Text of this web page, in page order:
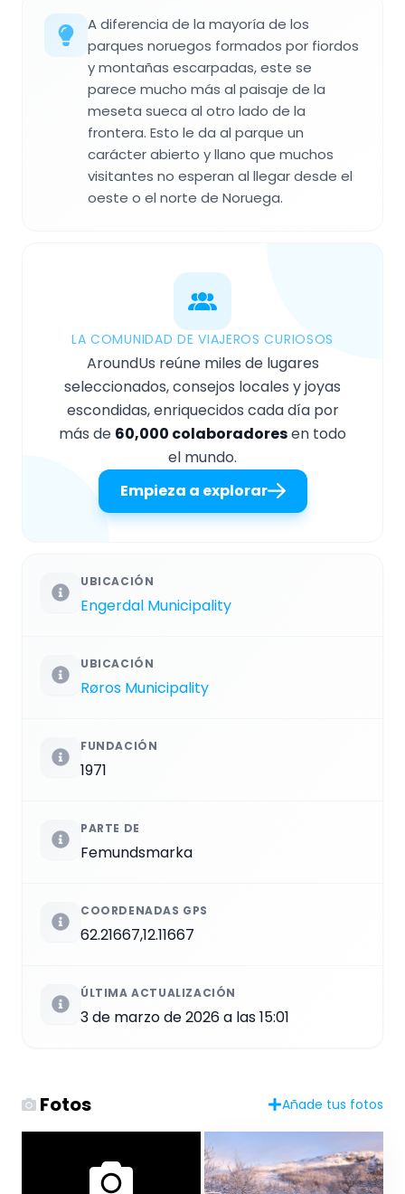
A diferencia de la mayoría de los
parques noruegos formados por fiordos
y montañas escarpadas, este se
parece mucho más al paisaje de la
meseta sueca al otro lado de la
frontera. Esto le da al parque un
carácter abierto y llano que muchos
visitantes no esperan al llegar desde el
oeste o el norte de Noruega.
LA COMUNIDAD DE VIAJEROS CURIOSOS
AroundUs reúne miles de lugares
seleccionados, consejos locales y joyas
escondidas, enriquecidos cada día por
más de 60,000 colaboradoresen todo
el mundo.
Empieza a explorar
UBICACIÓN
Engerdal Municipality
UBICACIÓN
Røros Municipality
FUNDACIÓN
1971
PARTE DE
Femundsmarka
COORDENADAS GPS
62.21667,12.11667
ÚLTIMA ACTUALIZACIÓN
3 de marzo de 2026 a las 15:01
Fotos Añade tus fotos